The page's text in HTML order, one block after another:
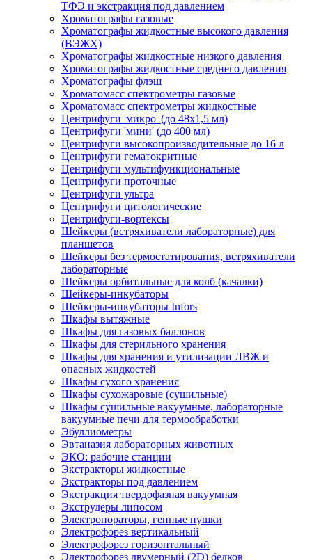
ТФЭ и экстракция под давлением
Хроматографы газовые
Хроматографы жидкостные высокого давления
(ВЭЖХ)
Хроматографы жидкостные низкого давления
Хроматографы жидкостные среднего давления
Хроматографы флэш
Хроматомасс спектрометры газовые
Хроматомасс спектрометры жидкостные
Центрифуги 'микро' (до 48x1,5 мл)
Центрифуги 'мини' (до 400 мл)
Центрифуги высокопроизводительные до 16 л
Центрифуги гематокритные
Центрифуги мультифункциональные
Центрифуги проточные
Центрифуги ультра
Центрифуги цитологические
Центрифуги-вортексы
Шейкеры (встряхиватели лабораторные) для
планшетов
Шейкеры без термостатирования, встряхиватели
лабораторные
Шейкеры орбитальные для колб (качалки)
Шейкеры-инкубаторы
Шейкеры-инкубаторы Infors
Шкафы вытяжные
Шкафы для газовых баллонов
Шкафы для стерильного хранения
Шкафы для хранения и утилизации ЛВЖ и
опасных жидкостей
Шкафы сухого хранения
Шкафы сухожаровые (сушильные)
Шкафы сушильные вакуумные, лабораторные
вакуумные печи для термообработки
Эбуллиометры
Эвтаназия лабораторных животных
ЭКО: рабочие станции
Экстракторы жидкостные
Экстракторы под давлением
Экстракция твердофазная вакуумная
Экструдеры липосом
Электропораторы, генные пушки
Электрофорез вертикальный
Электрофорез горизонтальный
Электрофорез двумерный (2D) белков